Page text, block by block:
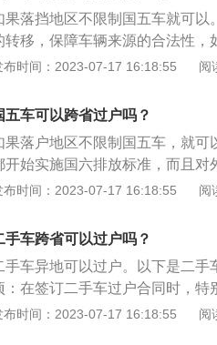
果落挡地区不限制国五车就可以
转移，保障车辆来源的合法性
双方与车辆相关的责任划分，如
旧机动车买卖合同》，双方各自
号机取号，持相关材料排队缴
车管所本地并办理车辆上牌手
、转移、注销登记表转入申请表
可以购买的，只是不能外迁到异
。
布时间：2023-07-17 16:18:55 阅
五车可以跨省过户吗？
果落户地区不限制国五车，就
开始实施国六排放标准，而且
概分为两步：1、办理车原籍提
备俱全的后能到车辆原来登记这
上户的一车管所办理车辆的上
和原来行驶证并且会核发一个有
管，因为在办理迁入时是要上交
布时间：2023-07-17 16:18:55 阅
手车跨省可以过户吗？
手车异地可以过户。以下是二
：在签订二手车过户合同时，特
续费用的问题，另外对于交易过
布时间：2023-07-17 16:18:55 阅